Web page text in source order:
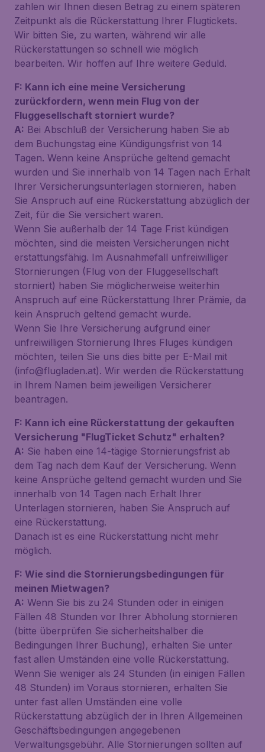
zahlen wir Ihnen diesen Betrag zu einem späteren
Zeitpunkt als die Rückerstattung Ihrer Flugtickets.
Wir bitten Sie, zu warten, während wir alle
Rückerstattungen so schnell wie möglich
bearbeiten. Wir hoffen auf Ihre weitere Geduld.
F: Kann ich eine meine Versicherung
zurückfordern, wenn mein Flug von der
Fluggesellschaft storniert wurde?
A: Bei Abschluß der Versicherung haben Sie ab
dem Buchungstag eine Kündigungsfrist von 14
Tagen. Wenn keine Ansprüche geltend gemacht
wurden und Sie innerhalb von 14 Tagen nach Erhalt
Ihrer Versicherungsunterlagen stornieren, haben
Sie Anspruch auf eine Rückerstattung abzüglich der
Zeit, für die Sie versichert waren.
Wenn Sie außerhalb der 14 Tage Frist kündigen
möchten, sind die meisten Versicherungen nicht
erstattungsfähig. Im Ausnahmefall unfreiwilliger
Stornierungen (Flug von der Fluggesellschaft
storniert) haben Sie möglicherweise weiterhin
Anspruch auf eine Rückerstattung Ihrer Prämie, da
kein Anspruch geltend gemacht wurde.
Wenn Sie Ihre Versicherung aufgrund einer
unfreiwilligen Stornierung Ihres Fluges kündigen
möchten, teilen Sie uns dies bitte per E-Mail mit
(info@flugladen.at). Wir werden die Rückerstattung
in Ihrem Namen beim jeweiligen Versicherer
beantragen.
F: Kann ich eine Rückerstattung der gekauften
Versicherung "FlugTicket Schutz" erhalten?
A: Sie haben eine 14-tägige Stornierungsfrist ab
dem Tag nach dem Kauf der Versicherung. Wenn
keine Ansprüche geltend gemacht wurden und Sie
innerhalb von 14 Tagen nach Erhalt Ihrer
Unterlagen stornieren, haben Sie Anspruch auf
eine Rückerstattung.
Danach ist es eine Rückerstattung nicht mehr
möglich.
F: Wie sind die Stornierungsbedingungen für
meinen Mietwagen?
A: Wenn Sie bis zu 24 Stunden oder in einigen
Fällen 48 Stunden vor Ihrer Abholung stornieren
(bitte überprüfen Sie sicherheitshalber die
Bedingungen Ihrer Buchung), erhalten Sie unter
fast allen Umständen eine volle Rückerstattung.
Wenn Sie weniger als 24 Stunden (in einigen Fällen
48 Stunden) im Voraus stornieren, erhalten Sie
unter fast allen Umständen eine volle
Rückerstattung abzüglich der in Ihren Allgemeinen
Geschäftsbedingungen angegebenen
Verwaltungsgebühr. Alle Stornierungen sollten auf